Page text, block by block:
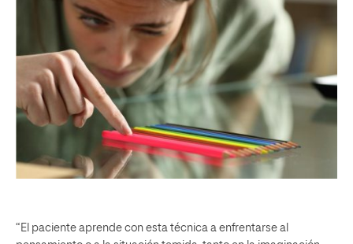
“El paciente aprende con esta técnica a enfrentarse al